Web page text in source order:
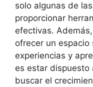
solo algunas de
proporcionar
efectivas.
ofrecer un
experiencias y
es estar dispuesto
buscar el